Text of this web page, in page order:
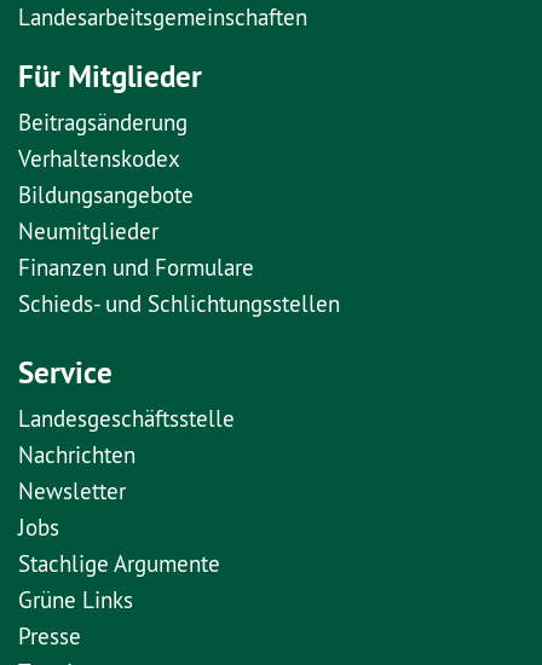
Landesarbeitsgemeinschaften
Für Mitglieder
Beitragsänderung
Verhaltenskodex
Bildungsangebote
Neumitglieder
Finanzen und Formulare
Schieds- und Schlichtungsstellen
Service
Landesgeschäftsstelle
Nachrichten
Newsletter
Jobs
Stachlige Argumente
Grüne Links
Presse